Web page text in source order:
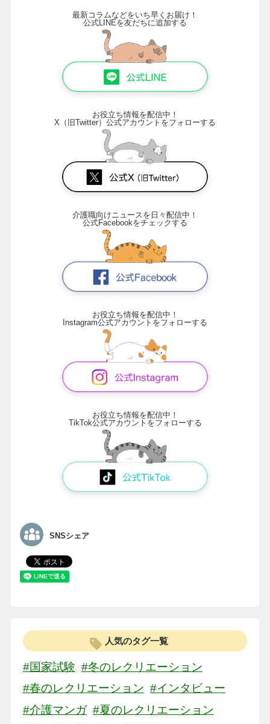
最新コラムなどをいち早くお届け！
公式LINEを友だちに追加する
お役立ち情報を配信中！
X（旧Twitter）公式アカウントをフォローする
介護職向けニュースを日々配信中！
公式Facebookをチェックする
お役立ち情報を配信中！
Instagram公式アカウントをフォローする
お役立ち情報を配信中！
TikTok公式アカウントをフォローする
SNSシェア
人気のタグ一覧
#国家試験 #冬のレクリエーション
#春のレクリエーション #インタビュー
#介護マンガ #夏のレクリエーション